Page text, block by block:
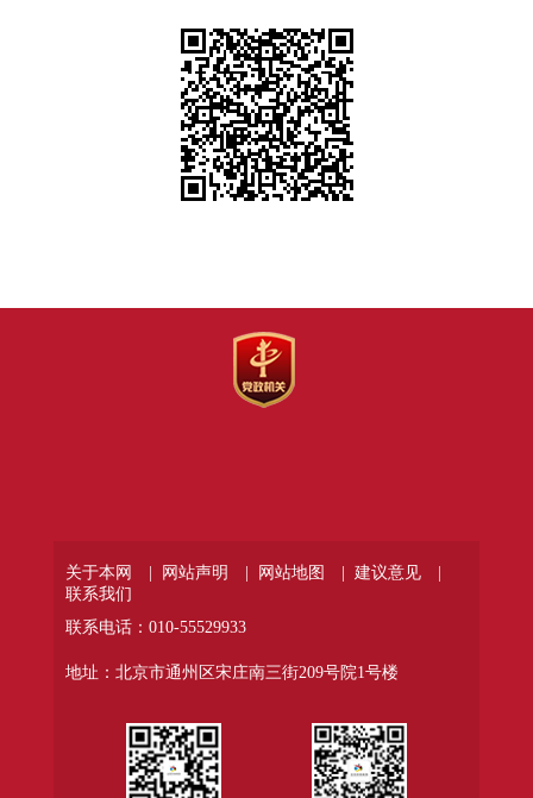
关于本网 | 网站声明 | 网站地图 |
建议意见 |
联系我们
联系电话：010-55529933
地址：北京市通州区宋庄南三街209号院1号楼